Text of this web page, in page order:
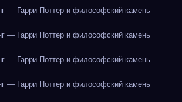
— Гарри Поттер и философский камень
— Гарри Поттер и философский камень
— Гарри Поттер и философский камень
— Гарри Поттер и философский камень